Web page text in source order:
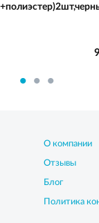
О компании
Отзывы
Блог
Политика